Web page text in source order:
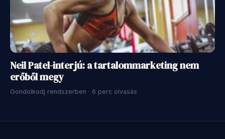
Neil Patel-interjú: a tartalommarketing nem
erőből megy
Gondolkodj rendszerben · 6 perc olvasás